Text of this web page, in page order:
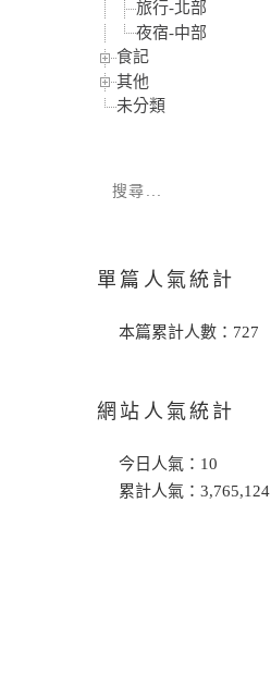
旅行-北部
夜宿-中部
食記
其他
未分類
單篇人氣統計
本篇累計人數： 727
網站人氣統計
今日人氣： 10
累計人氣： 3,765,124